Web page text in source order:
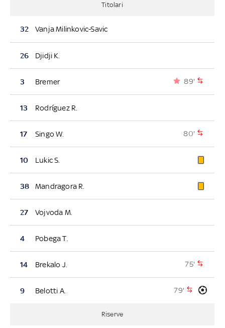
Titolari
32 Vanja Milinkovic-Savic
26 Djidji K.
3 Bremer 89'
13 Rodríguez R.
17 Singo W. 80'
10 Lukic S.
38 Mandragora R.
27 Vojvoda M.
4 Pobega T.
14 Brekalo J. 75'
9 Belotti A. 79'
Riserve